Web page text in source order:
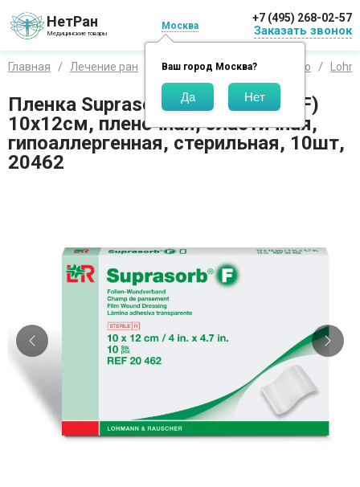
НетРан
Медицинские товары
Москва
Ваш город Москва?
+7 (495) 268-02-57
Заказать звонок
Главная Лечение ран Средства по производителю
Пленка Suprasorb F (Супрасорб F)
10х12см, пленочная, эластичная,
гипоаллергенная, стерильная, 10шт,
20462